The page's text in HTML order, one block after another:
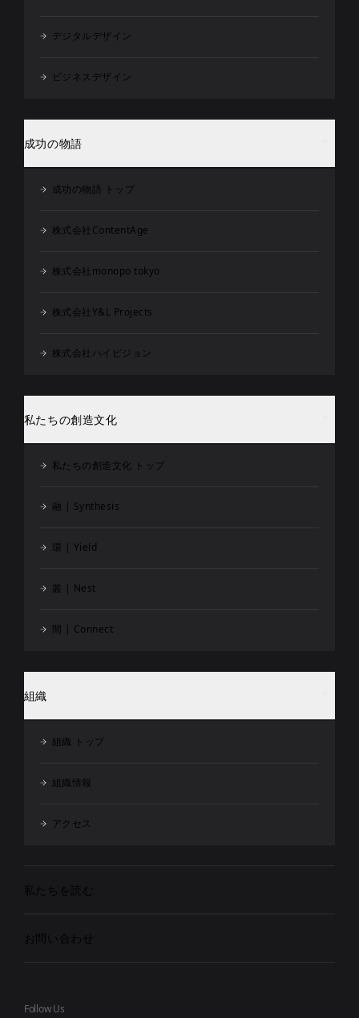
デジタルデザイン
ビジネスデザイン
成功の物語
成功の物語 トップ
株式会社ContentAge
株式会社monopo tokyo
株式会社Y&L Projects
株式会社ハイビジョン
私たちの創造文化
私たちの創造文化 トップ
融 | Synthesis
環 | Yield
叢 | Nest
間 | Connect
組織
組織 トップ
組織情報
アクセス
私たちを読む
お問い合わせ
Follow Us